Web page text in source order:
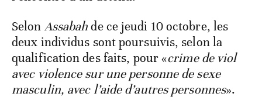
SelonAssabahde ce jeudi 10 octobre, les
deux individus sont poursuivis, selon la
qualification des faits, pour «crime de viol
avec violence sur une personne de sexe
masculin, avec l’aide d’autres personnes».